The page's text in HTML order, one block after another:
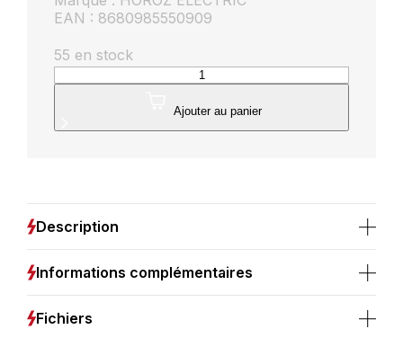
EAN : 8680985550909
55 en stock
quantité
de
LED
4200K
Ajouter au panier
Description
Informations complémentaires
Fichiers